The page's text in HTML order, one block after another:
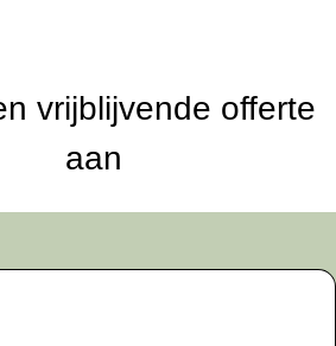
vrijblijvende offerte
aan